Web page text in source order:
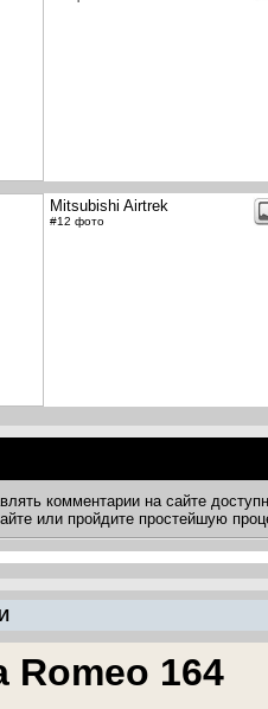
Mitsubishi Airtrek
#12 фото
комментарии на сайте
или пройдите простейшую
Romeo 164